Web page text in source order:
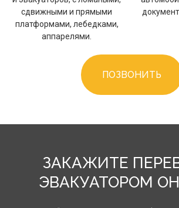
сдвижными и прямыми
платформами, лебедками,
аппарелями.
ПОЗВОНИТЬ
ЗАКАЖИТЕ
ЭВАКУАТОРОМ